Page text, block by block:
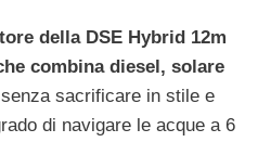
della DSE Hybrid 12m
combina diesel, solare
sacrificare in stile e
di navigare le acque a 6